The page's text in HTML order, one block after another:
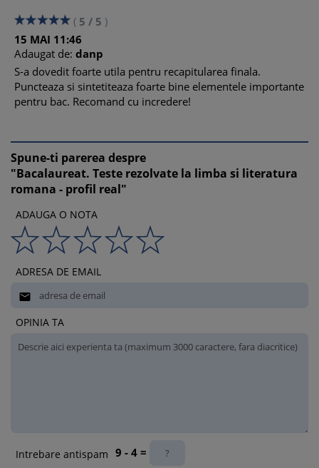
( 5 / 5 )
15 MAI 11:46
Adaugat de: danp
S-a dovedit foarte utila pentru recapitularea finala.
Puncteaza si sintetiteaza foarte bine elementele importante
pentru bac. Recomand cu incredere!
Spune-ti parerea despre
"Bacalaureat. Teste rezolvate la limba si literatura
romana - profil real"
ADAUGA O NOTA
ADRESA DE EMAIL

OPINIA TA
Intrebare antispam 9 - 4 =